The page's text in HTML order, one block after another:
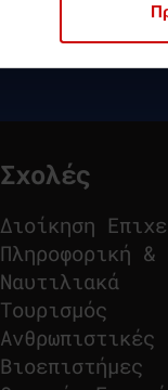
Σχολές
Διοίκηση
Πληροφορική &
Ναυτιλιακά
Τουρισμός
Ανθρωπιστικές
Βιοεπιστήμες